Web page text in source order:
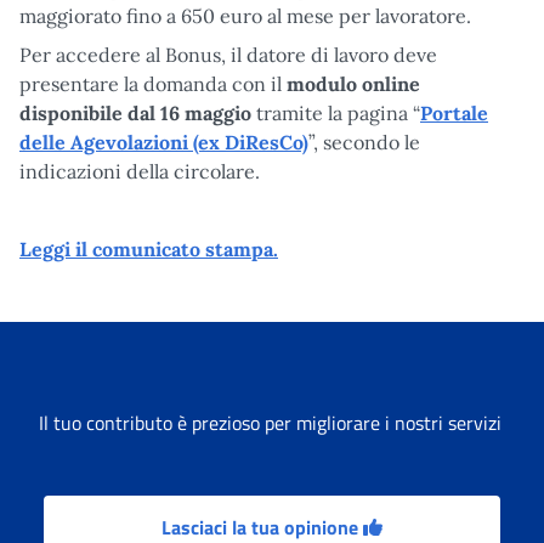
maggiorato fino a 650 euro al mese per lavoratore.
Per accedere al Bonus, il datore di lavoro deve
presentare la domanda con il modulo online
disponibile dal 16 maggio tramite la pagina “Portale
delle Agevolazioni (ex DiResCo)”, secondo le
indicazioni della circolare.
Leggi il comunicato stampa.
Il tuo contributo è prezioso per migliorare i nostri servizi
Lasciaci la tua opinione